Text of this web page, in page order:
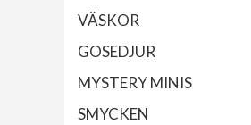
VÄSKOR
GOSEDJUR
MYSTERY MINIS
SMYCKEN